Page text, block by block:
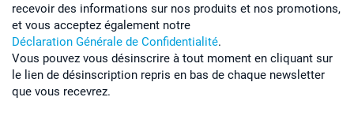
recevoir des informations sur nos produits et nos promotions,
et vous acceptez également notre
Déclaration Générale de Confidentialité.
Vous pouvez vous désinscrire à tout moment en cliquant sur
le lien de désinscription repris en bas de chaque newsletter
que vous recevrez.